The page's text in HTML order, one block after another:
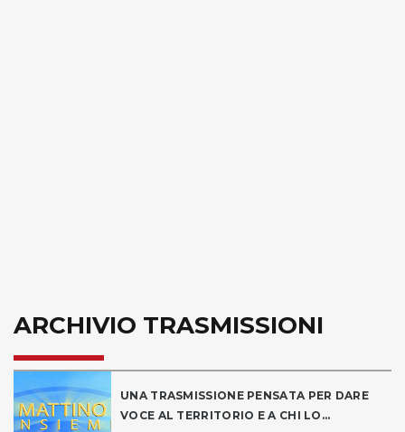
ARCHIVIO TRASMISSIONI
UNA TRASMISSIONE PENSATA PER DARE
VOCE AL TERRITORIO E A CHI LO...